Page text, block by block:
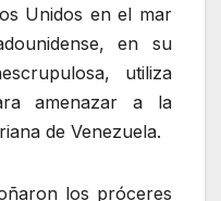
Unidos en el mar
en su
utiliza
amenazar a la
de Venezuela.
los próceres